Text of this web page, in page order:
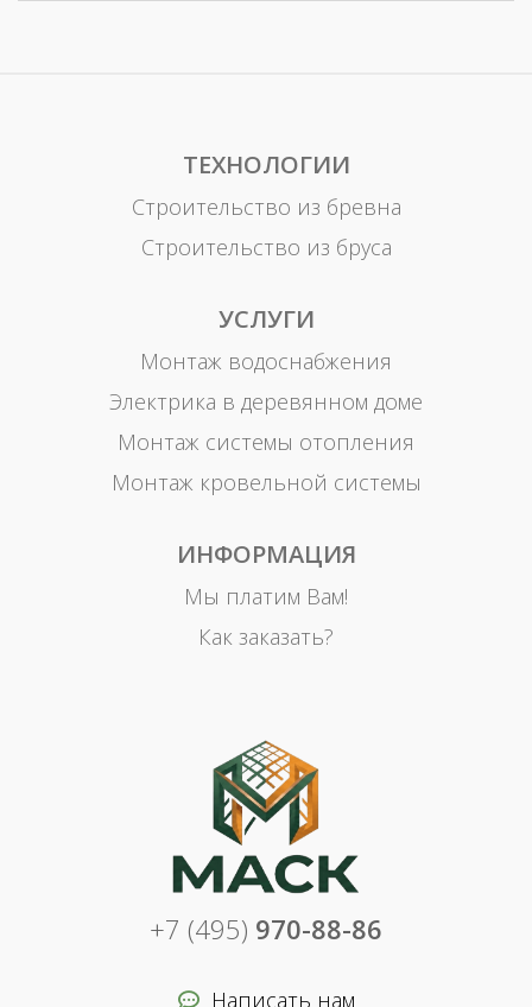
ТЕХНОЛОГИИ
Строительство из бревна
Строительство из бруса
УСЛУГИ
Монтаж водоснабжения
Электрика в деревянном доме
Монтаж системы отопления
Монтаж кровельной системы
ИНФОРМАЦИЯ
Мы платим Вам!
Как заказать?
+7 (495) 970-88-86
Написать нам